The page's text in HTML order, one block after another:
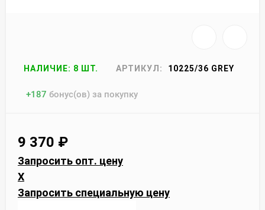
НАЛИЧИЕ: 8 ШТ. АРТИКУЛ: 10225/36 GREY
+187 бонус(ов) за покупку
9 370 ₽
Запросить опт. цену
X
Запросить специальную цену